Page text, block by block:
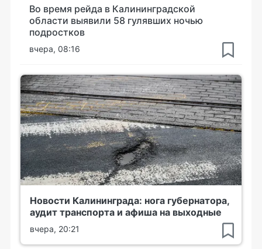
Во время рейда в Калининградской
области выявили 58 гулявших ночью
подростков
вчера, 08:16
Новости Калининграда: нога губернатора,
аудит транспорта и афиша на выходные
вчера, 20:21